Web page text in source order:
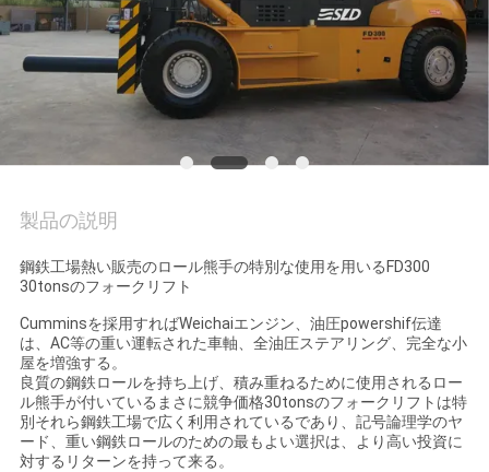
地
図
PRIVACY
POLICY
製品の説明
鋼鉄工場熱い販売のロール熊手の特別な使用を用いるFD300
30tonsのフォークリフト
Cumminsを採用すればWeichaiエンジン、油圧powershif伝達
は、AC等の重い運転された車軸、全油圧ステアリング、完全な小
屋を増強する。
良質の鋼鉄ロールを持ち上げ、積み重ねるために使用されるロー
ル熊手が付いているまさに競争価格30tonsのフォークリフトは特
別それら鋼鉄工場で広く利用されているであり、記号論理学のヤ
ード、重い鋼鉄ロールのための最もよい選択は、より高い投資に
対するリターンを持って来る。